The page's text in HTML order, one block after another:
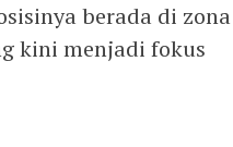
berada di zona
kini menjadi fokus